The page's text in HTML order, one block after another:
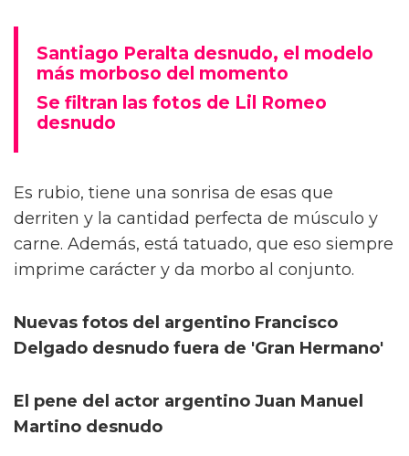
Santiago Peralta desnudo, el modelo
más morboso del momento
Se filtran las fotos de Lil Romeo
desnudo
Es rubio, tiene una sonrisa de esas que
derriten y la cantidad perfecta de músculo y
carne. Además, está tatuado, que eso siempre
imprime carácter y da morbo al conjunto.
Nuevas fotos del argentino Francisco
Delgado desnudo fuera de 'Gran Hermano'
El pene del actor argentino Juan Manuel
Martino desnudo